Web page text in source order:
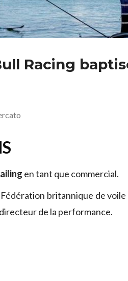
Racing
en tant que commercial.
britannique de voile
de la performance.